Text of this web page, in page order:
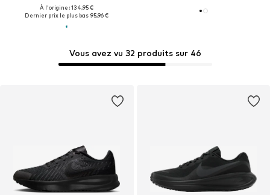
À l'origine : 134,95 €
Dernier prix le plus bas :95,96 €
Vous avez vu 32 produits sur 46